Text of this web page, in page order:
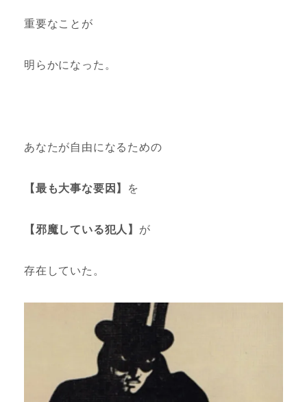
重要なことが
明らかになった。
あなたが自由になるための
【最も大事な要因】 を
【邪魔している犯人】 が
存在していた。